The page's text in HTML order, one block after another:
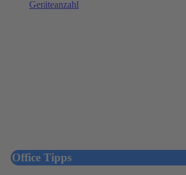
Office Tipps